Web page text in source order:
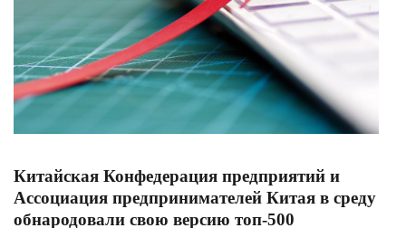
Китайская Конфедерация предприятий и
Ассоциация предпринимателей Китая в среду
обнародовали свою версию топ-500